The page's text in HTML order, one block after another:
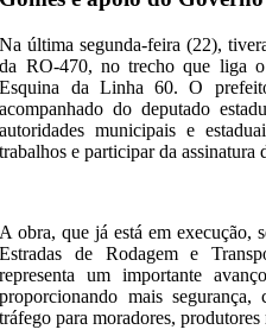
Na última segunda-feira (22),
da RO-470, no trecho que liga
Esquina da Linha 60. O
acompanhado do deputado
autoridades municipais e
trabalhos e participar da assinatura
A obra, que já está em execução,
Estradas de Rodagem e
representa um importante
proporcionando mais
tráfego para moradores,